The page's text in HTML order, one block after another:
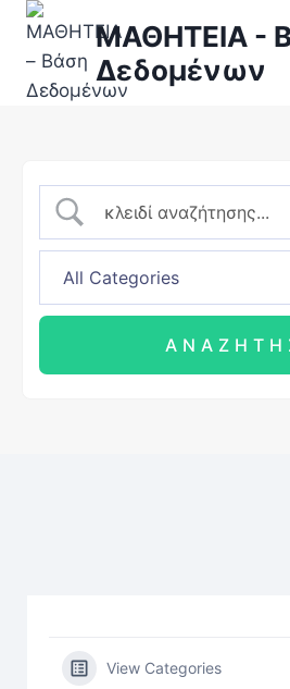
ΜΑΘΗΤΕΙΑ -
Δεδομένων
View Categories